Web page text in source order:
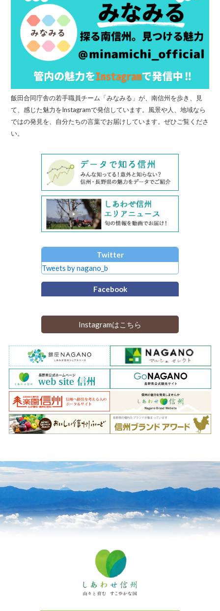
飯田合同庁舎の若手職員チーム「みなみる」が、南信州を歩き、見
て、感じた魅力をInstagramで発信しています。風景や人、地域なら
ではの発見を、自分たちの言葉でお届けしています。ぜひご覧くださ
い。
Twitter
Tweets by nagano_b
Facebook
Instagramはこちら